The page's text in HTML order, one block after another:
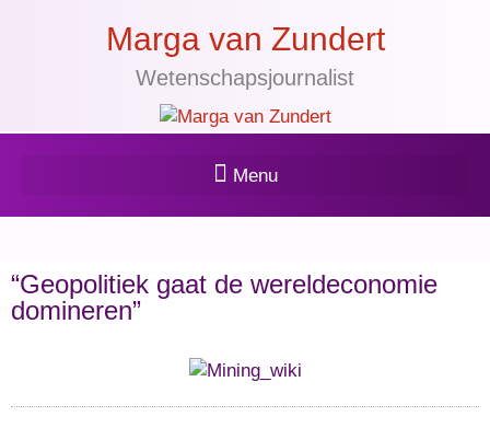
Marga van Zundert
Wetenschapsjournalist
“Geopolitiek gaat de wereldeconomie
domineren”